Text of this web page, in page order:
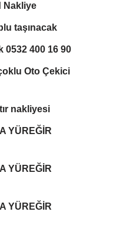
Nakliye
taşınacak
0532 400 16 90
Oto Çekici
nakliyesi
YÜREĞİR
YÜREĞİR
YÜREĞİR